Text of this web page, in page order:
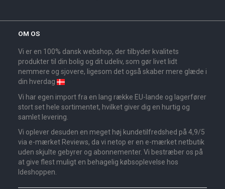
OM OS
Vi er en 100% dansk webshop, der tilbyder kvalitets
produkter til din bolig og dit udeliv, som gør livet lidt
nemmere og sjovere, ligesom det også skaber mere glæde i
din hverdag
Vi har egen import fra en lang række EU-lande og lagerfører
stort set hele sortimentet, hvilket giver dig en hurtig og
samlet levering.
Vi oplever desuden en meget høj kundetilfredshed på 4,9/5
via e-mærket Reviews, da vi netop er en e-mærket netbutik
uden skjulte gebyrer og abonnementer. Vi bestræber os på
at give flest muligt en behagelig købsoplevelse hos
Ideshoppen.